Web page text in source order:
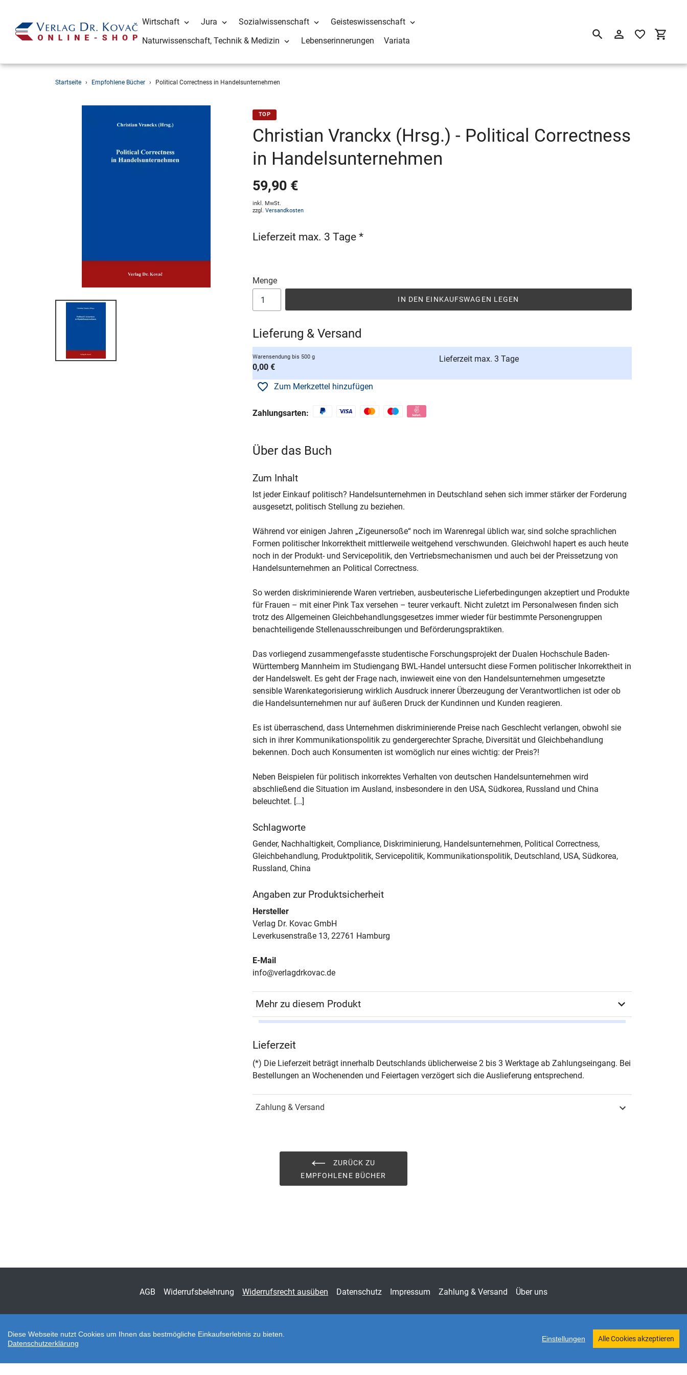
Wirtschaft Jura Sozialwissenschaft
Geisteswissenschaft
Naturwissenschaft, Technik & Medizin
Lebenserinnerungen Variata SuchenEinloggen
Startseite › Empfohlene Bücher › Political Correctness in Handelsunternehmen
TOP
Christian Vranckx (Hrsg.) - Political Correctness
in Handelsunternehmen
59,90 €
inkl. MwSt.
zzgl. Versandkosten
Lieferzeit max. 3 Tage *
Menge
IN DEN EINKAUFSWAGEN LEGEN
Lieferung & Versand
Warensendung bis 500 g
0,00 €
Lieferzeit max. 3 Tage
Zum Merkzettel hinzufügen
Zahlungsarten:
Über das Buch
Zum Inhalt
Ist jeder Einkauf politisch? Handelsunternehmen in Deutschland sehen sich immer stärker der Forderung
ausgesetzt, politisch Stellung zu beziehen.
Während vor einigen Jahren „Zigeunersoße“ noch im Warenregal üblich war, sind solche sprachlichen
Formen politischer Inkorrektheit mittlerweile weitgehend verschwunden. Gleichwohl hapert es auch heute
noch in der Produkt- und Servicepolitik, den Vertriebsmechanismen und auch bei der Preissetzung von
Handelsunternehmen an Political Correctness.
So werden diskriminierende Waren vertrieben, ausbeuterische Lieferbedingungen akzeptiert und Produkte
für Frauen – mit einer Pink Tax versehen – teurer verkauft. Nicht zuletzt im Personalwesen finden sich
trotz des Allgemeinen Gleichbehandlungsgesetzes immer wieder für bestimmte Personengruppen
benachteiligende Stellenausschreibungen und Beförderungspraktiken.
Das vorliegend zusammengefasste studentische Forschungsprojekt der Dualen Hochschule Baden-
Württemberg Mannheim im Studiengang BWL-Handel untersucht diese Formen politischer Inkorrektheit in
der Handelswelt. Es geht der Frage nach, inwieweit eine von den Handelsunternehmen umgesetzte
sensible Warenkategorisierung wirklich Ausdruck innerer Überzeugung der Verantwortlichen ist oder ob
die Handelsunternehmen nur auf äußeren Druck der Kundinnen und Kunden reagieren.
Es ist überraschend, dass Unternehmen diskriminierende Preise nach Geschlecht verlangen, obwohl sie
sich in ihrer Kommunikationspolitik zu gendergerechter Sprache, Diversität und Gleichbehandlung
bekennen. Doch auch Konsumenten ist womöglich nur eines wichtig: der Preis?!
Neben Beispielen für politisch inkorrektes Verhalten von deutschen Handelsunternehmen wird
abschließend die Situation im Ausland, insbesondere in den USA, Südkorea, Russland und China
beleuchtet. [...]
Schlagworte
Gender, Nachhaltigkeit, Compliance, Diskriminierung, Handelsunternehmen, Political Correctness,
Gleichbehandlung, Produktpolitik, Servicepolitik, Kommunikationspolitik, Deutschland, USA, Südkorea,
Russland, China
Angaben zur Produktsicherheit
Hersteller
Verlag Dr. Kovac GmbH
Leverkusenstraße 13, 22761 Hamburg
E-Mail
info@verlagdrkovac.de
Mehr zu diesem Produkt
Seiten
Hamburg 2023
ISBN
Lieferzeit
(*) Die Lieferzeit beträgt innerhalb Deutschlands üblicherweise 2 bis 3 Werktage ab Zahlungseingang. Bei
Bestellungen an Wochenenden und Feiertagen verzögert sich die Auslieferung entsprechend.
Zahlung & Versand
ZURÜCK ZU
EMPFOHLENE BÜCHER
AGB Widerrufsbelehrung Widerrufsrecht ausüben Datenschutz Impressum Zahlung & Versand Über uns
Diese Webseite nutzt Cookies um Ihnen das bestmögliche Einkaufserlebnis zu bieten.
Datenschutzerklärung
Einstellungen Alle Cookies akzeptieren